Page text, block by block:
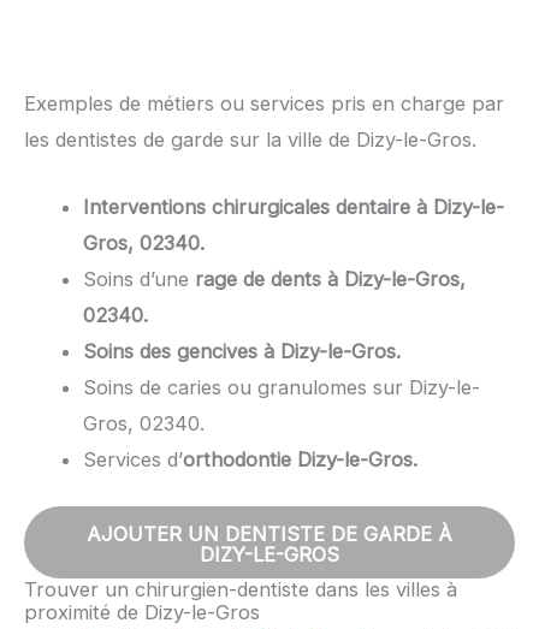
Exemples de métiers ou services pris en charge par
les dentistes de garde sur la ville de Dizy-le-Gros.
Interventions chirurgicales dentaire à Dizy-le-
Gros, 02340.
Soins d’une rage de dents à Dizy-le-Gros,
02340.
Soins des gencives à Dizy-le-Gros.
Soins de caries ou granulomes sur Dizy-le-
Gros, 02340.
Services d’orthodontie Dizy-le-Gros.
AJOUTER UN DENTISTE DE GARDE À
DIZY-LE-GROS
Trouver un chirurgien-dentiste dans les villes à
proximité de Dizy-le-Gros